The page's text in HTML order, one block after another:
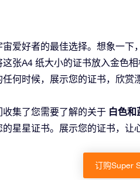
爱好者的最佳选择。想象一
张A4 纸大小的证书放入金色
任何时候，展示您的证书，欣
集了您需要了解的关于 白色和
星星证书。展示您的证书，让
订购Super